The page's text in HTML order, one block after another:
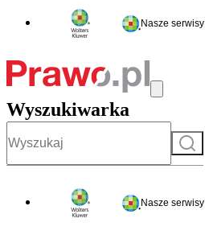
Nasze serwisy
Wyszukiwarka
Szukaj
Nasze serwisy